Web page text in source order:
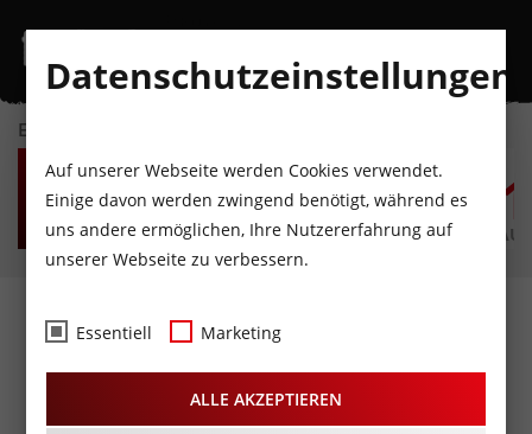
EVENTKALENDER
FR
7
AUGUST
SA
8
AUGUST
SO
9
AUGUST
MO
10
AUGUST
DI
11
AUGUST
Fotos- Technikerball, Teil
4@Congress Innsbruck
30.01.2016
Datenschutzeinstellungen
Auf unserer Webseite werden Cookies verwendet.
Einige davon werden zwingend benötigt, während es
uns andere ermöglichen, Ihre Nutzererfahrung auf
unserer Webseite zu verbessern.
Essentiell Marketing
ALLE AKZEPTIEREN